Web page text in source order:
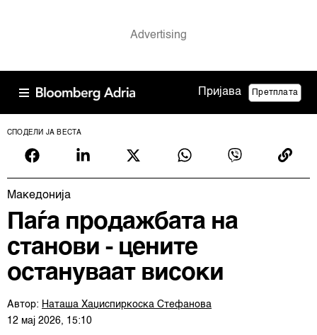
Пријава Претплата
СПОДЕЛИ ЈА ВЕСТА
Македонија
Паѓа продажбата на
станови - цените
остануваат високи
Автор: Наташа Хаџиспиркоска Стефанова
12 мај 2026, 15:10